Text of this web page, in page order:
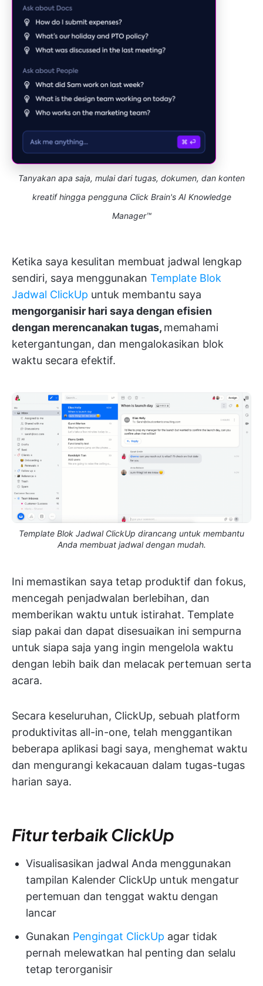
Tanyakan apa saja, mulai dari tugas, dokumen, dan konten
kreatif hingga pengguna Click Brain's AI Knowledge
Manager™
Ketika saya kesulitan membuat jadwal lengkap
sendiri, saya menggunakan Template Blok
Jadwal ClickUp untuk membantu saya
mengorganisir hari saya dengan efisien
dengan merencanakan tugas, memahami
ketergantungan, dan mengalokasikan blok
waktu secara efektif.
Template Blok Jadwal ClickUp dirancang untuk membantu
Anda membuat jadwal dengan mudah.
Ini memastikan saya tetap produktif dan fokus,
mencegah penjadwalan berlebihan, dan
memberikan waktu untuk istirahat. Template
siap pakai dan dapat disesuaikan ini sempurna
untuk siapa saja yang ingin mengelola waktu
dengan lebih baik dan melacak pertemuan serta
acara.
Secara keseluruhan, ClickUp, sebuah platform
produktivitas all-in-one, telah menggantikan
beberapa aplikasi bagi saya, menghemat waktu
dan mengurangi kekacauan dalam tugas-tugas
harian saya.
Fitur terbaik ClickUp
Visualisasikan jadwal Anda menggunakan
tampilan Kalender ClickUp untuk mengatur
pertemuan dan tenggat waktu dengan
lancar
Gunakan Pengingat ClickUp agar tidak
pernah melewatkan hal penting dan selalu
tetap terorganisir